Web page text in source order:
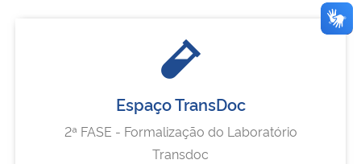
Espaço TransDoc
2ª FASE - Formalização do Laboratório
Transdoc